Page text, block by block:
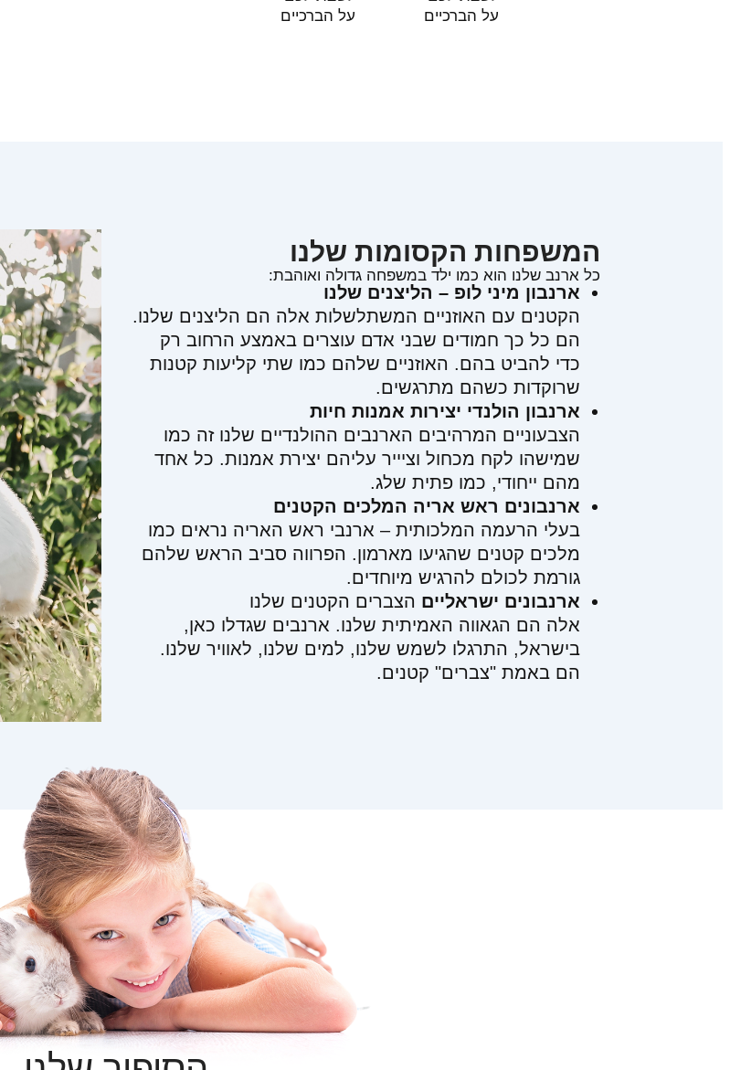
על הברכיים
על הברכיים
המשפחות הקסומות שלנו
כל ארנב שלנו הוא כמו ילד במשפחה גדולה ואוהבת:
ארנבון מיני לופ – הליצנים שלנו
הקטנים עם האוזניים המשתלשלות אלה הם הליצנים שלנו.
הם כל כך חמודים שבני אדם עוצרים באמצע הרחוב רק
כדי להביט בהם. האוזניים שלהם כמו שתי קליעות קטנות
שרוקדות כשהם מתרגשים.
ארנבון הולנדי יצירות אמנות חיות
הצבעוניים המרהיבים הארנבים ההולנדיים שלנו זה כמו
שמישהו לקח מכחול וציייר עליהם יצירת אמנות. כל אחד
מהם ייחודי, כמו פתית שלג.
ארנבונים ראש אריה המלכים הקטנים
בעלי הרעמה המלכותית – ארנבי ראש האריה נראים כמו
מלכים קטנים שהגיעו מארמון. הפרווה סביב הראש שלהם
גורמת לכולם להרגיש מיוחדים.
ארנבונים ישראלייםהצברים הקטנים שלנו
אלה הם הגאווה האמיתית שלנו. ארנבים שגדלו כאן,
בישראל, התרגלו לשמש שלנו, למים שלנו, לאוויר שלנו.
הם באמת "צברים" קטנים.